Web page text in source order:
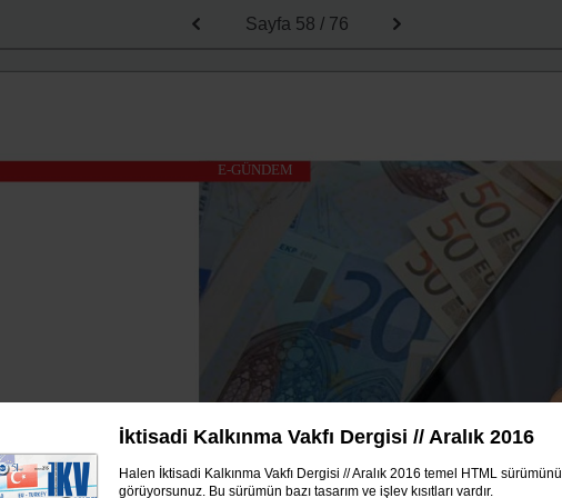
İktisadi Kalkınma Vakfı Dergisi // Aralık 2016
Halen İktisadi Kalkınma Vakfı Dergisi // Aralık 2016 temel HTML sürümünü
görüyorsunuz. Bu sürümün bazı tasarım ve işlev kısıtları vardır.
Sayfa 58 / 76
E-GÜNDEM